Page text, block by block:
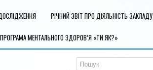
РІЧНИЙ ЗВІТ ПРО ДІЯЛЬНІСТЬ ЗАКЛАДУ
ПРОГРАМА МЕНТАЛЬНОГО ЗДОРОВ’Я «ТИ ЯК?»